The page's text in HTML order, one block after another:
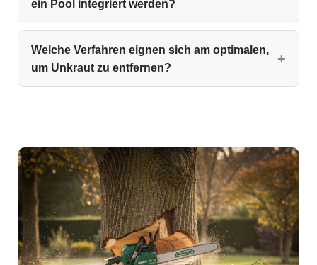
ein Pool integriert werden?
Welche Verfahren eignen sich am optimalen,
um Unkraut zu entfernen?